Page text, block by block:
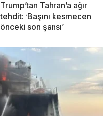
Trump’tan Tahran’a ağır
tehdit: ‘Başını kesmeden
önceki son şansı’